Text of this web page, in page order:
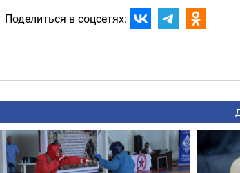
Поделиться в соцсетях: